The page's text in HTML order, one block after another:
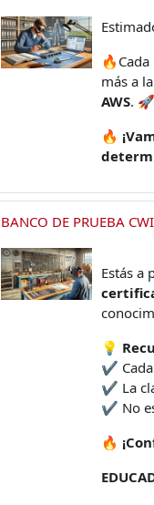
más a
AWS. 🚀
🔥
BANCO DE PRUEBA
Estás a
💡
✔️ Cada
✔️ La
✔️ No
🔥